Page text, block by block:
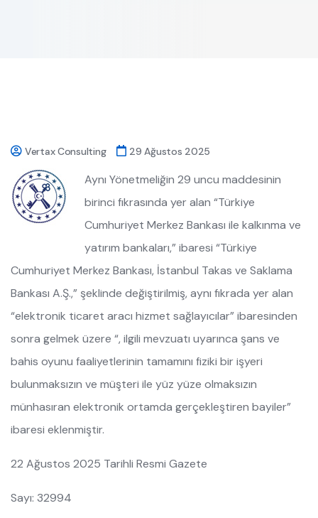
Vertax Consulting 29 Ağustos 2025
Aynı Yönetmeliğin 29 uncu maddesinin
birinci fıkrasında yer alan “Türkiye
Cumhuriyet Merkez Bankası ile kalkınma ve
yatırım bankaları,” ibaresi “Türkiye
Cumhuriyet Merkez Bankası, İstanbul Takas ve Saklama
Bankası A.Ş.,” şeklinde değiştirilmiş, aynı fıkrada yer alan
“elektronik ticaret aracı hizmet sağlayıcılar” ibaresinden
sonra gelmek üzere “, ilgili mevzuatı uyarınca şans ve
bahis oyunu faaliyetlerinin tamamını fiziki bir işyeri
bulunmaksızın ve müşteri ile yüz yüze olmaksızın
münhasıran elektronik ortamda gerçekleştiren bayiler”
ibaresi eklenmiştir.
22 Ağustos 2025 Tarihli Resmi Gazete
Sayı: 32994